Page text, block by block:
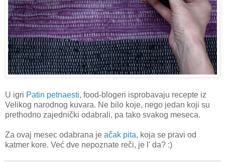
U igri Patin petnaesti, food-blogeri isprobavaju recepte iz
Velikog narodnog kuvara. Ne bilo koje, nego jedan koji su
prethodno zajednički odabrali, pa tako svakog meseca.
Za ovaj mesec odabrana je ačak pita, koja se pravi od
katmer kore. Već dve nepoznate reči, je l' da? :)